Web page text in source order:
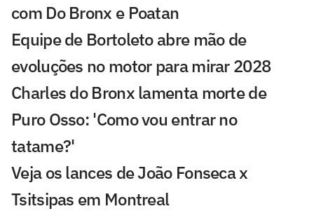
com Do Bronx e Poatan
Equipe de Bortoleto abre mão de
evoluções no motor para mirar 2028
Charles do Bronx lamenta morte de
Puro Osso: 'Como vou entrar no
tatame?'
Veja os lances de João Fonseca x
Tsitsipas em Montreal